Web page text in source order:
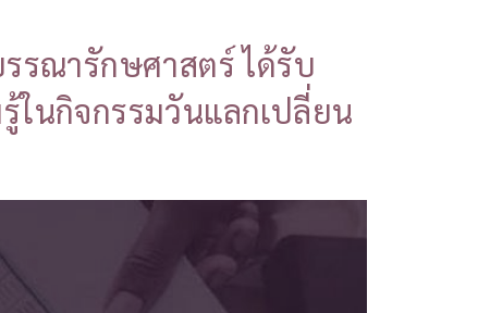
รณารักษศาสตร์ ได้รับ
ในกิจกรรมวันแลกเปลี่ยน